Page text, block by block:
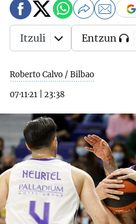
Roberto Calvo / Bilbao
07·11·21
23:38
Itzuli Entzun